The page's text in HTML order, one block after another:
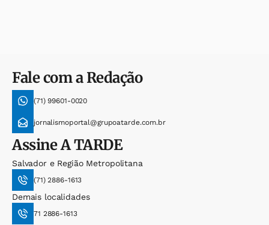
Fale com a Redação
(71) 99601-0020
jornalismoportal@grupoatarde.com.br
AssineA TARDE
Salvador e Região Metropolitana
(71) 2886-1613
Demais localidades
71 2886-1613